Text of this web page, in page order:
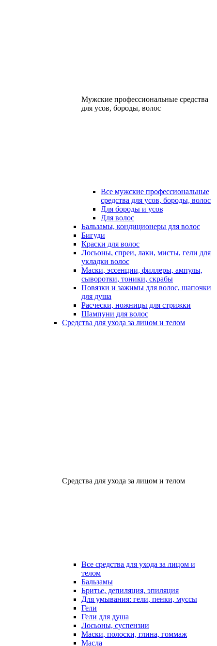
Мужские профессиональные средства
для усов, бороды, волос
Все мужские профессиональные
средства для усов, бороды, волос
Для бороды и усов
Для волос
Бальзамы, кондиционеры для волос
Бигуди
Краски для волос
Лосьоны, спреи, лаки, мисты, гели для
укладки волос
Маски, эссенции, филлеры, ампулы,
сыворотки, тоники, скрабы
Повязки и зажимы для волос, шапочки
для душа
Расчески, ножницы для стрижки
Шампуни для волос
Средства для ухода за лицом и телом
Средства для ухода за лицом и телом
Все средства для ухода за лицом и
телом
Бальзамы
Бритье, депиляция, эпиляция
Для умывания: гели, пенки, муссы
Гели
Гели для душа
Лосьоны, суспензии
Маски, полоски, глина, гоммаж
Масла